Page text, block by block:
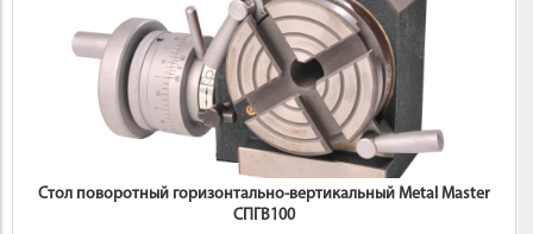
ИНСТРУМЕНТ
Стол поворотный горизонтально-вертикальный Metal Master
СПГВ100